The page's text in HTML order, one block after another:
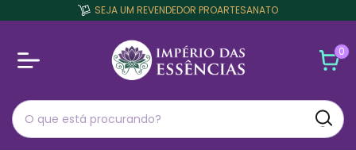
SEJA UM REVENDEDOR PROARTESANATO
0